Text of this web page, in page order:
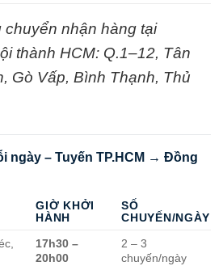
chuyển nhận hàng tại
thành HCM: Q.1–12, Tân
Gò Vấp, Bình Thạnh, Thủ
ngày – Tuyến TP.HCM → Đồng
GIỜ KHỞI
HÀNH
SỐ
CHUYẾN/NGÀY
17h30 –
20h00
2 – 3
chuyến/ngày